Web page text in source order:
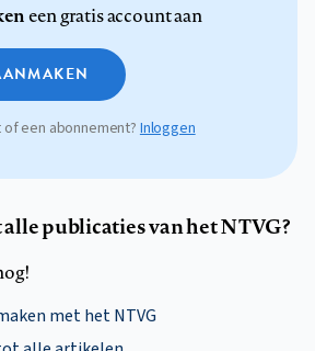
een gratis account aan
een abonnement? Inloggen
publicaties van het NTVG?
met het NTVG